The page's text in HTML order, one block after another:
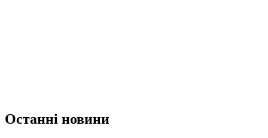
Останні новини